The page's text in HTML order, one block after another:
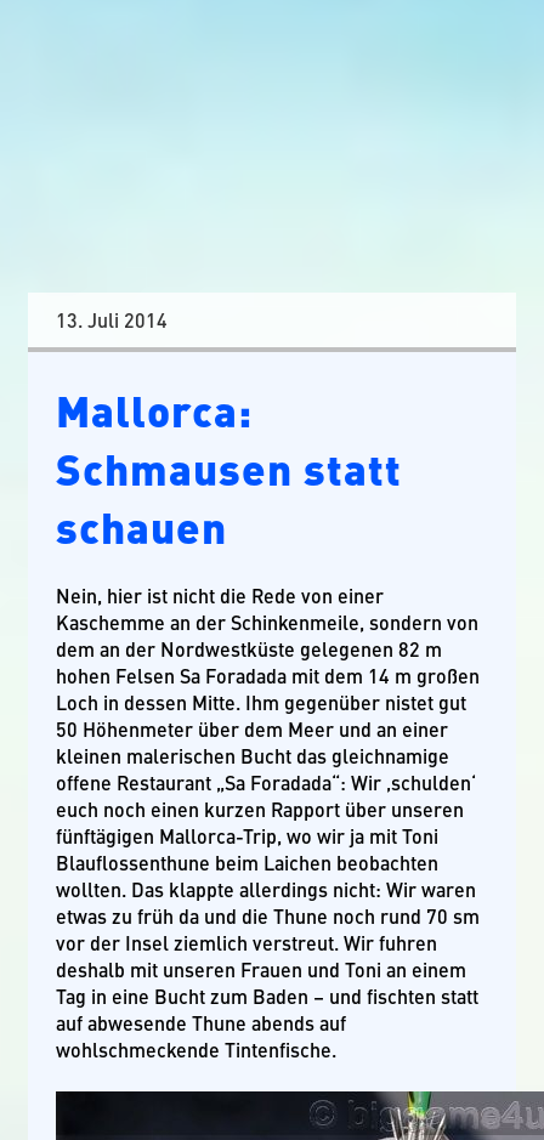
13. Juli 2014
Mallorca:
Schmausen statt
schauen
Nein, hier ist nicht die Rede von einer
Kaschemme an der Schinkenmeile, sondern von
dem an der Nordwestküste gelegenen 82 m
hohen Felsen Sa Foradada mit dem 14 m großen
Loch in dessen Mitte. Ihm gegenüber nistet gut
50 Höhenmeter über dem Meer und an einer
kleinen malerischen Bucht das gleichnamige
offene Restaurant „Sa Foradada“: Wir ‚schulden‘
euch noch einen kurzen Rapport über unseren
fünftägigen Mallorca-Trip, wo wir ja mit Toni
Blauflossenthune beim Laichen beobachten
wollten. Das klappte allerdings nicht: Wir waren
etwas zu früh da und die Thune noch rund 70 sm
vor der Insel ziemlich verstreut. Wir fuhren
deshalb mit unseren Frauen und Toni an einem
Tag in eine Bucht zum Baden – und fischten statt
auf abwesende Thune abends auf
wohlschmeckende Tintenfische.